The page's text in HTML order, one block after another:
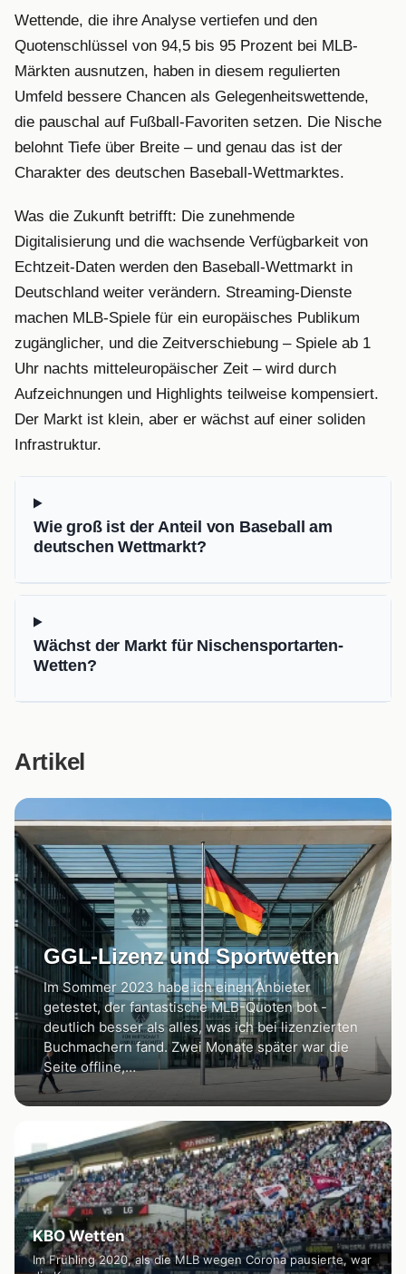
Wettende, die ihre Analyse vertiefen und den
Quotenschlüssel von 94,5 bis 95 Prozent bei MLB-
Märkten ausnutzen, haben in diesem regulierten
Umfeld bessere Chancen als Gelegenheitswettende,
die pauschal auf Fußball-Favoriten setzen. Die Nische
belohnt Tiefe über Breite – und genau das ist der
Charakter des deutschen Baseball-Wettmarktes.
Was die Zukunft betrifft: Die zunehmende
Digitalisierung und die wachsende Verfügbarkeit von
Echtzeit-Daten werden den Baseball-Wettmarkt in
Deutschland weiter verändern. Streaming-Dienste
machen MLB-Spiele für ein europäisches Publikum
zugänglicher, und die Zeitverschiebung – Spiele ab 1
Uhr nachts mitteleuropäischer Zeit – wird durch
Aufzeichnungen und Highlights teilweise kompensiert.
Der Markt ist klein, aber er wächst auf einer soliden
Infrastruktur.
Wie groß ist der Anteil von Baseball am
deutschen Wettmarkt?
Wächst der Markt für Nischensportarten-
Wetten?
Artikel
GGL-Lizenz und Sportwetten
Im Sommer 2023 habe ich einen Anbieter
getestet, der fantastische MLB-Quoten bot -
deutlich besser als alles, was ich bei lizenzierten
Buchmachern fand. Zwei Monate später war die
Seite offline,…
KBO Wetten
Im Frühling 2020, als die MLB wegen Corona pausierte, war